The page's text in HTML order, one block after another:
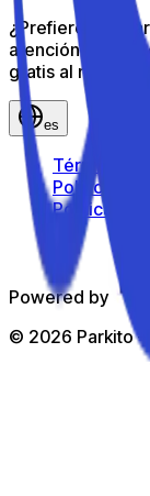
¿Prefieres
atención al
gratis al número
es
Términos
Política de
Política de
Powered by
© 2026 Parkito —